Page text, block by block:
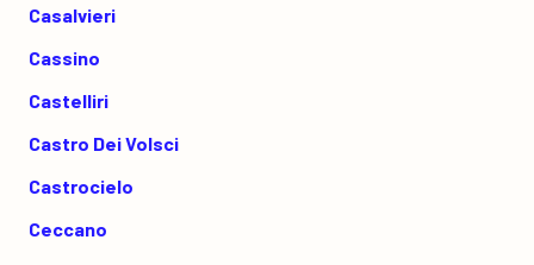
Casalvieri
Cassino
Castelliri
Castro Dei Volsci
Castrocielo
Ceccano